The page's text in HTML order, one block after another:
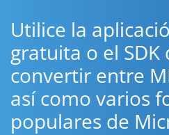
Utilice la
gratuita o el SDK
convertir entre
así como varios
populares de